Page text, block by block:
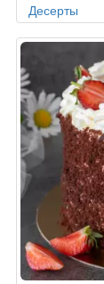
Десерты